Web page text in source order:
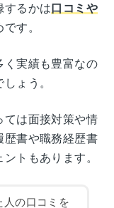
するかは口コミや
す。
く実績も豊富なの
ょう。
ては面接対策や情
歴書や職務経歴書
トもあります。
の口コミを